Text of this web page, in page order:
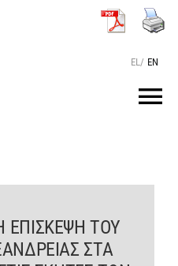
EL/ EN
ΤΟΥ
ΣΤΑ